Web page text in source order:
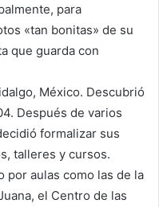
para
«tan bonitas» de su
que guarda con
México. Descubrió
Después de varios
formalizar sus
talleres y cursos.
por aulas como las de la
el Centro de las